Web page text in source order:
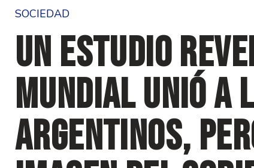
SOCIEDAD
Un estudio
Mundial unió a
argentinos,